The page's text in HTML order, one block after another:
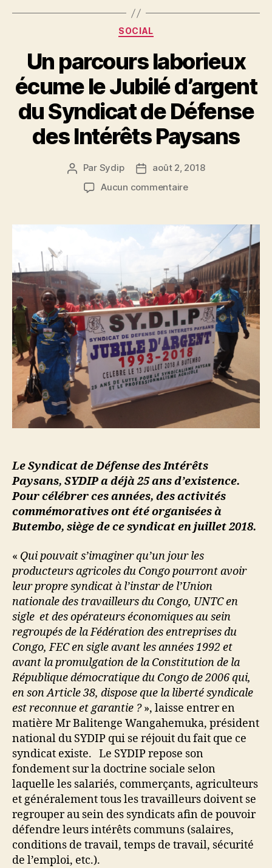
SOCIAL
Un parcours laborieux
écume le Jubilé d’argent
du Syndicat de Défense
des Intérêts Paysans
Par Sydip
août 2, 2018
Aucun commentaire
Le Syndicat de Défense des Intérêts
Paysans, SYDIP a déjà 25 ans d’existence.
Pour célébrer ces années, des activités
commémoratives ont été organisées à
Butembo, siège de ce syndicat en juillet 2018.
« Qui pouvait s’imaginer qu’un jour les
producteurs agricoles du Congo pourront avoir
leur propre syndicat à l’instar de l’Union
nationale des travailleurs du Congo, UNTC en
sigle et des opérateurs économiques au sein
regroupés de la Fédération des entreprises du
Congo, FEC en sigle avant les années 1992 et
avant la promulgation de la Constitution de la
République démocratique du Congo de 2006 qui,
en son Article 38, dispose que la liberté syndicale
est reconnue et garantie ?», laisse entrer en
matière Mr Balitenge Wangahemuka, président
national du SYDIP qui se réjouit du fait que ce
syndicat existe. Le SYDIP repose son
fondement sur la doctrine sociale selon
laquelle les salariés, commerçants, agriculteurs
et généralement tous les travailleurs doivent se
regrouper au sein des syndicats afin de pouvoir
défendre leurs intérêts communs (salaires,
conditions de travail, temps de travail, sécurité
de l’emploi, etc.).